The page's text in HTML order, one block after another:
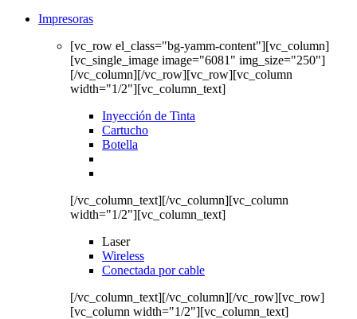
Impresoras
[vc_row el_class="bg-yamm-content"][vc_column]
[vc_single_image image="6081" img_size="250"]
[/vc_column][/vc_row][vc_row][vc_column
width="1/2"][vc_column_text]
Inyección de Tinta
Cartucho
Botella
[/vc_column_text][/vc_column][vc_column
width="1/2"][vc_column_text]
Laser
Wireless
Conectada por cable
[/vc_column_text][/vc_column][/vc_row][vc_row]
[vc_column width="1/2"][vc_column_text]